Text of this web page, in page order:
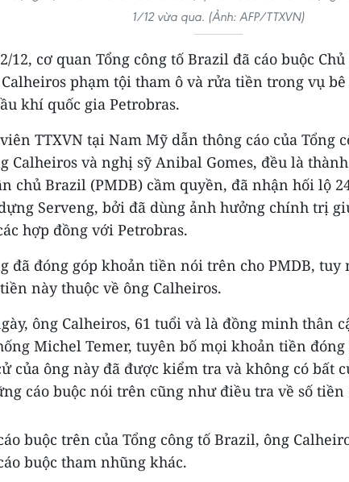
1/12 vừa qua. (Ảnh: AFP/TTXVN)
12, cơ quan Tổng công tố Brazil đã cáo buộc
phạm tội tham ô và rửa tiền trong vụ
khí quốc gia Petrobras.
TTXVN tại Nam Mỹ dẫn thông cáo của Tổng
Calheiros và nghị sỹ Anibal Gomes, đều là
chủ Brazil (PMDB) cầm quyền, đã nhận hối lộ
Serveng, bởi đã dùng ảnh hưởng chính trị
hợp đồng với Petrobras.
đã đóng góp khoản tiền nói trên cho PMDB,
này thuộc về ông Calheiros.
ông Calheiros, 61 tuổi và là đồng minh thân
Michel Temer, tuyên bố mọi khoản tiền
của ông này đã được kiểm tra và không có bất
cáo buộc nói trên cũng như điều tra về số tiền
buộc trên của Tổng công tố Brazil, ông
buộc tham nhũng khác.